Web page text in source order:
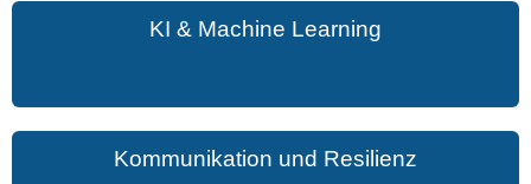
KI & Machine Learning
Kommunikation und Resilienz